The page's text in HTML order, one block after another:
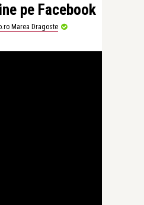
pe Facebook
Marea Dragoste